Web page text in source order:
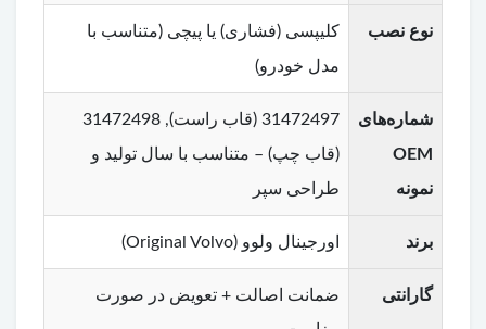
نوع نصب
کلیپسی (فشاری) یا پیچی (متناسب با
مدل خودرو)
شماره‌های
OEM
نمونه
31472497 (قاب راست), 31472498
(قاب چپ) – متناسب با سال تولید و
طراحی سپر
برند اورجینال ولوو (Original Volvo)
گارانتی
ضمانت اصالت + تعویض در صورت